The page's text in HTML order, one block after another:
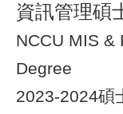
資訊管理碩
NCCU MIS &
Degree
2023-2024碩